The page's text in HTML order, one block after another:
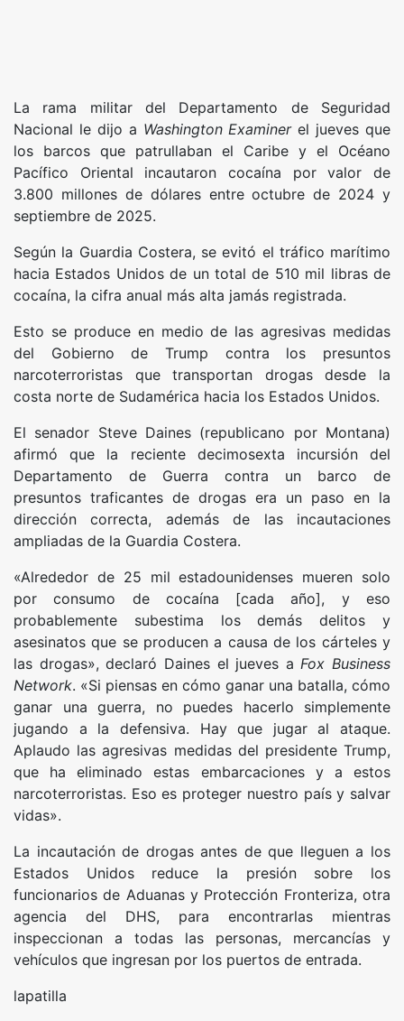
La rama militar del Departamento de Seguridad
Nacional le dijo a Washington Examinerel jueves que
los barcos que patrullaban el Caribe y el Océano
Pacífico Oriental incautaron cocaína por valor de
3.800 millones de dólares entre octubre de 2024 y
septiembre de 2025.
Según la Guardia Costera, se evitó el tráfico marítimo
hacia Estados Unidos de un total de 510 mil libras de
cocaína, la cifra anual más alta jamás registrada.
Esto se produce en medio de las agresivas medidas
del Gobierno de Trump contra los presuntos
narcoterroristas que transportan drogas desde la
costa norte de Sudamérica hacia los Estados Unidos.
El senador Steve Daines (republicano por Montana)
afirmó que la reciente decimosexta incursión del
Departamento de Guerra contra un barco de
presuntos traficantes de drogas era un paso en la
dirección correcta, además de las incautaciones
ampliadas de la Guardia Costera.
«Alrededor de 25 mil estadounidenses mueren solo
por consumo de cocaína [cada año], y eso
probablemente subestima los demás delitos y
asesinatos que se producen a causa de los cárteles y
las drogas», declaró Daines el jueves a Fox Business
Network. «Si piensas en cómo ganar una batalla, cómo
ganar una guerra, no puedes hacerlo simplemente
jugando a la defensiva. Hay que jugar al ataque.
Aplaudo las agresivas medidas del presidente Trump,
que ha eliminado estas embarcaciones y a estos
narcoterroristas. Eso es proteger nuestro país y salvar
vidas».
La incautación de drogas antes de que lleguen a los
Estados Unidos reduce la presión sobre los
funcionarios de Aduanas y Protección Fronteriza, otra
agencia del DHS, para encontrarlas mientras
inspeccionan a todas las personas, mercancías y
vehículos que ingresan por los puertos de entrada.
lapatilla